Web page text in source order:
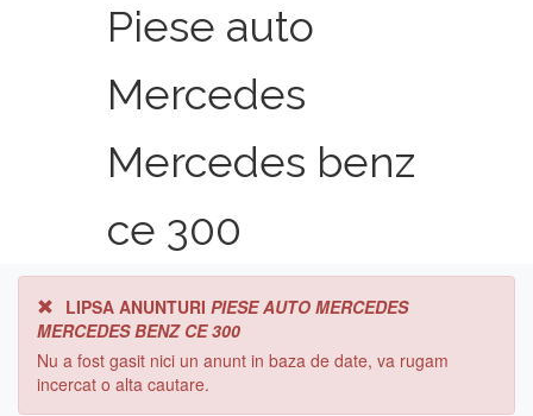
Piese auto
Mercedes
Mercedes benz
ce 300
LIPSA ANUNTURI PIESE AUTO MERCEDES
MERCEDES BENZ CE 300
Nu a fost gasit nici un anunt in baza de date, va rugam
incercat o alta cautare.